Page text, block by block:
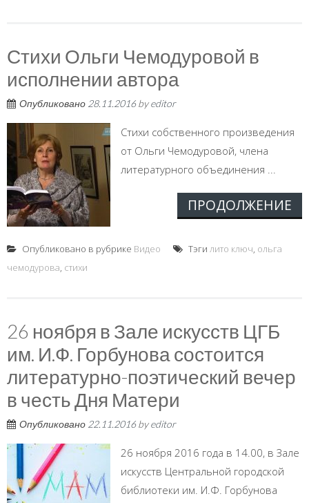
Стихи Ольги Чемодуровой в
исполнении автора
Опубликовано 28.11.2016byeditor
Стихи собственного произведения
от Ольги Чемодуровой, члена
литературного объединения ...
ПРОДОЛЖЕНИЕ
Опубликовано в рубрике Видео Тэги лито ключ, ольга
чемодурова, стихи
26 ноября в Зале искусств ЦГБ
им. И.Ф. Горбунова состоится
литературно-поэтический вечер
в честь Дня Матери
Опубликовано 22.11.2016byeditor
26 ноября 2016 года в 14.00, в Зале
искусств Центральной городской
библиотеки им. И.Ф. Горбунова